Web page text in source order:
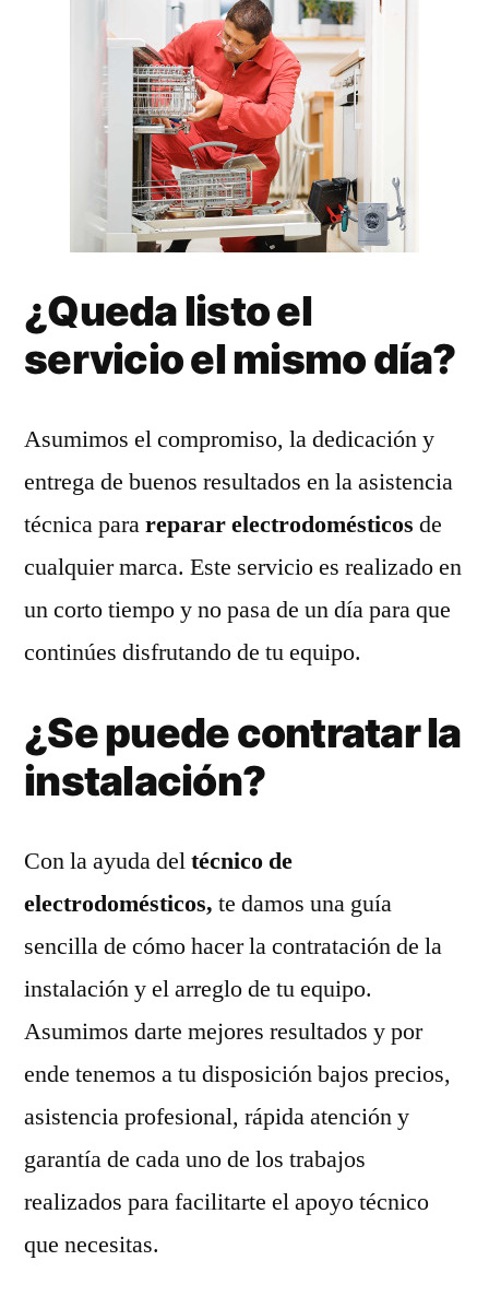
¿Queda listo el
servicio el mismo día?
Asumimos el compromiso, la dedicación y
entrega de buenos resultados en la asistencia
técnica parareparar electrodomésticos de
cualquier marca. Este servicio es realizado en
un corto tiempo y no pasa de un día para que
continúes disfrutando de tu equipo.
¿Se puede contratar la
instalación?
Con la ayuda deltécnico de
electrodomésticos, te damos una guía
sencilla de cómo hacer la contratación de la
instalación y el arreglo de tu equipo.
Asumimos darte mejores resultados y por
ende tenemos a tu disposición bajos precios,
asistencia profesional, rápida atención y
garantía de cada uno de los trabajos
realizados para facilitarte el apoyo técnico
que necesitas.